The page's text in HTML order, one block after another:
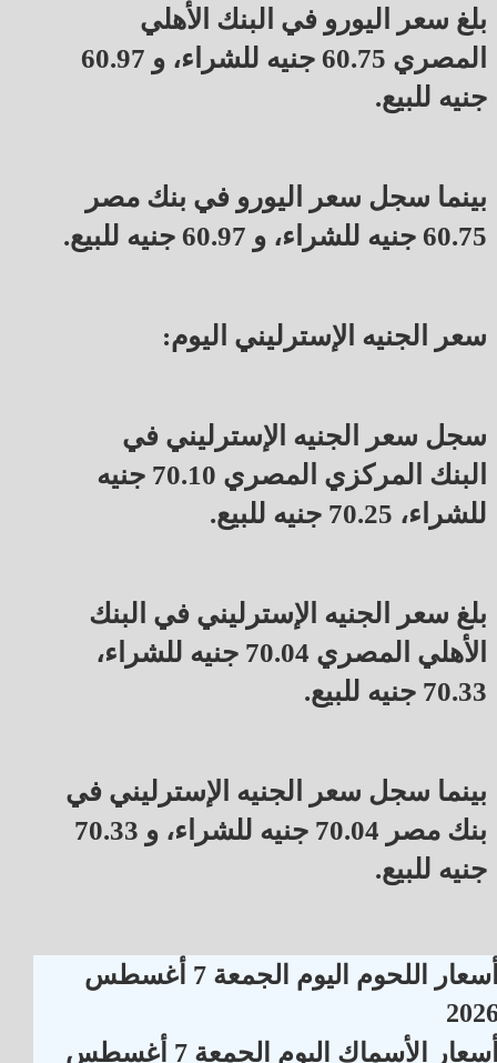
بلغ سعر اليورو في البنك الأهلي
المصري 60.75 جنيه للشراء، و 60.97
جنيه للبيع.
بينما سجل سعر اليورو في بنك مصر
60.75 جنيه للشراء، و 60.97 جنيه للبيع.
سعر الجنيه الإسترليني اليوم:
سجل سعر الجنيه الإسترليني في
البنك المركزي المصري 70.10 جنيه
للشراء، 70.25 جنيه للبيع.
بلغ سعر الجنيه الإسترليني في البنك
الأهلي المصري 70.04 جنيه للشراء،
70.33 جنيه للبيع.
بينما سجل سعر الجنيه الإسترليني في
بنك مصر 70.04 جنيه للشراء، و 70.33
جنيه للبيع.
أسعار اللحوم اليوم الجمعة 7 أغسطس
الأسماك اليوم الجمعة 7 أغسطس